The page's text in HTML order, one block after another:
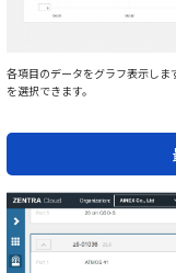
各項目のデータをグラフ表示し
を選択できます。